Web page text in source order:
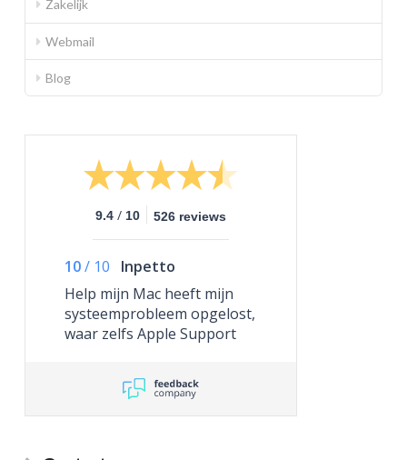
Zakelijk
Webmail
Blog
9.4 / 10 526 reviews
10/ 10
Inpetto
Help mijn Mac heeft mijn
systeemprobleem opgelost,
waar zelfs Apple Support